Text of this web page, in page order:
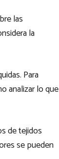
las
la
Para
analizar lo que
de tejidos
se pueden